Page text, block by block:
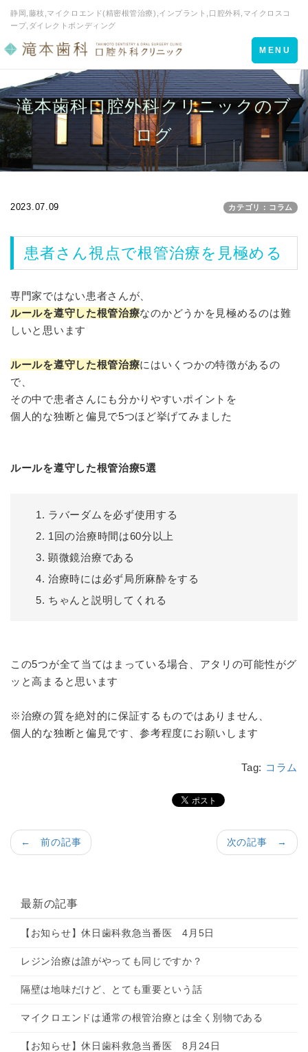
静岡,藤枝,マイクロエンド(精密根管治療),インプラント,口腔外科,マイクロスコ
ープ,ダイレクトボンディング
Toggle
navigation
MENU
滝本歯科口腔外科クリニックのブ
ログ
2023.07.09 カテゴリ：コラム
患者さん視点で根管治療を見極める
専門家ではない患者さんが、
ルールを遵守した根管治療なのかどうかを見極めるのは難
しいと思います
ルールを遵守した根管治療にはいくつかの特徴があるの
で、
その中で患者さんにも分かりやすいポイントを
個人的な独断と偏見で5つほど挙げてみました
ルールを遵守した根管治療5選
ラバーダムを必ず使用する
1回の治療時間は60分以上
顕微鏡治療である
治療時には必ず局所麻酔をする
ちゃんと説明してくれる
この5つが全て当てはまっている場合、アタリの可能性がグ
ッと高まると思います
※治療の質を絶対的に保証するものではありません、
個人的な独断と偏見です、参考程度にお願いします
Tag: コラム
次の記事 →
← 前の記事
最新の記事
【お知らせ】休日歯科救急当番医 4月5日
レジン治療は誰がやっても同じですか？
隔壁は地味だけど、とても重要という話
マイクロエンドは通常の根管治療とは全く別物である
【お知らせ】休日歯科救急当番医 8月24日